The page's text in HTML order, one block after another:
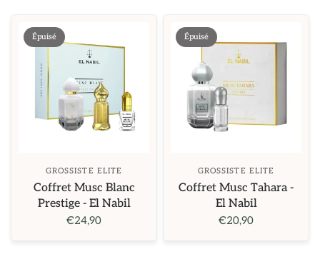
Épuisé
GROSSISTE ELITE
Coffret Musc Blanc
Prestige - El Nabil
€24,90
Épuisé
GROSSISTE ELITE
Coffret Musc Tahara -
El Nabil
€20,90